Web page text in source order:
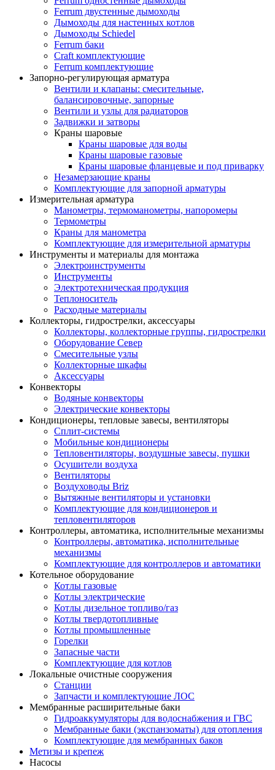
Ferrum двустенные дымоходы
Дымоходы для настенных котлов
Дымоходы Schiedel
Ferrum баки
Craft комплектующие
Ferrum комплектующие
Запорно-регулирующая арматура
Вентили и клапаны: смесительные,
балансировочные, запорные
Вентили и узлы для радиаторов
Задвижки и затворы
Краны шаровые
Краны шаровые для воды
Краны шаровые газовые
Краны шаровые фланцевые и под приварку
Незамерзающие краны
Комплектующие для запорной арматуры
Измерительная арматура
Манометры, термоманометры, напоромеры
Термометры
Краны для манометра
Комплектующие для измерительной арматуры
Инструменты и материалы для монтажа
Электроинструменты
Инструменты
Электротехническая продукция
Теплоноситель
Расходные материалы
Коллекторы, гидрострелки, аксессуары
Коллекторы, коллекторные группы, гидрострелки
Оборудование Север
Смесительные узлы
Коллекторные шкафы
Аксессуары
Конвекторы
Водяные конвекторы
Электрические конвекторы
Кондиционеры, тепловые завесы, вентиляторы
Сплит-системы
Мобильные кондиционеры
Тепловентиляторы, воздушные завесы, пушки
Осушители воздуха
Вентиляторы
Воздуховоды Briz
Вытяжные вентиляторы и установки
Комплектующие для кондиционеров и
тепловентиляторов
Контроллеры, автоматика, исполнительные механизмы
Контроллеры, автоматика, исполнительные
механизмы
Комплектующие для контроллеров и автоматики
Котельное оборудование
Котлы газовые
Котлы электрические
Котлы дизельное топливо/газ
Котлы твердотопливные
Котлы промышленные
Горелки
Запасные части
Комплектующие для котлов
Локальные очистные сооружения
Станции
Запчасти и комплектующие ЛОС
Мембранные расширительные баки
Гидроаккумуляторы для водоснабжения и ГВС
Мембранные баки (экспанзоматы) для отопления
Комплектующие для мембранных баков
Метизы и крепеж
Насосы